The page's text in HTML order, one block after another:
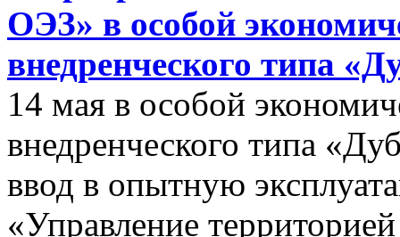
ОЭЗ» в особой
внедренческого типа
14 мая в особой
внедренческого типа
ввод в опытную
«Управление